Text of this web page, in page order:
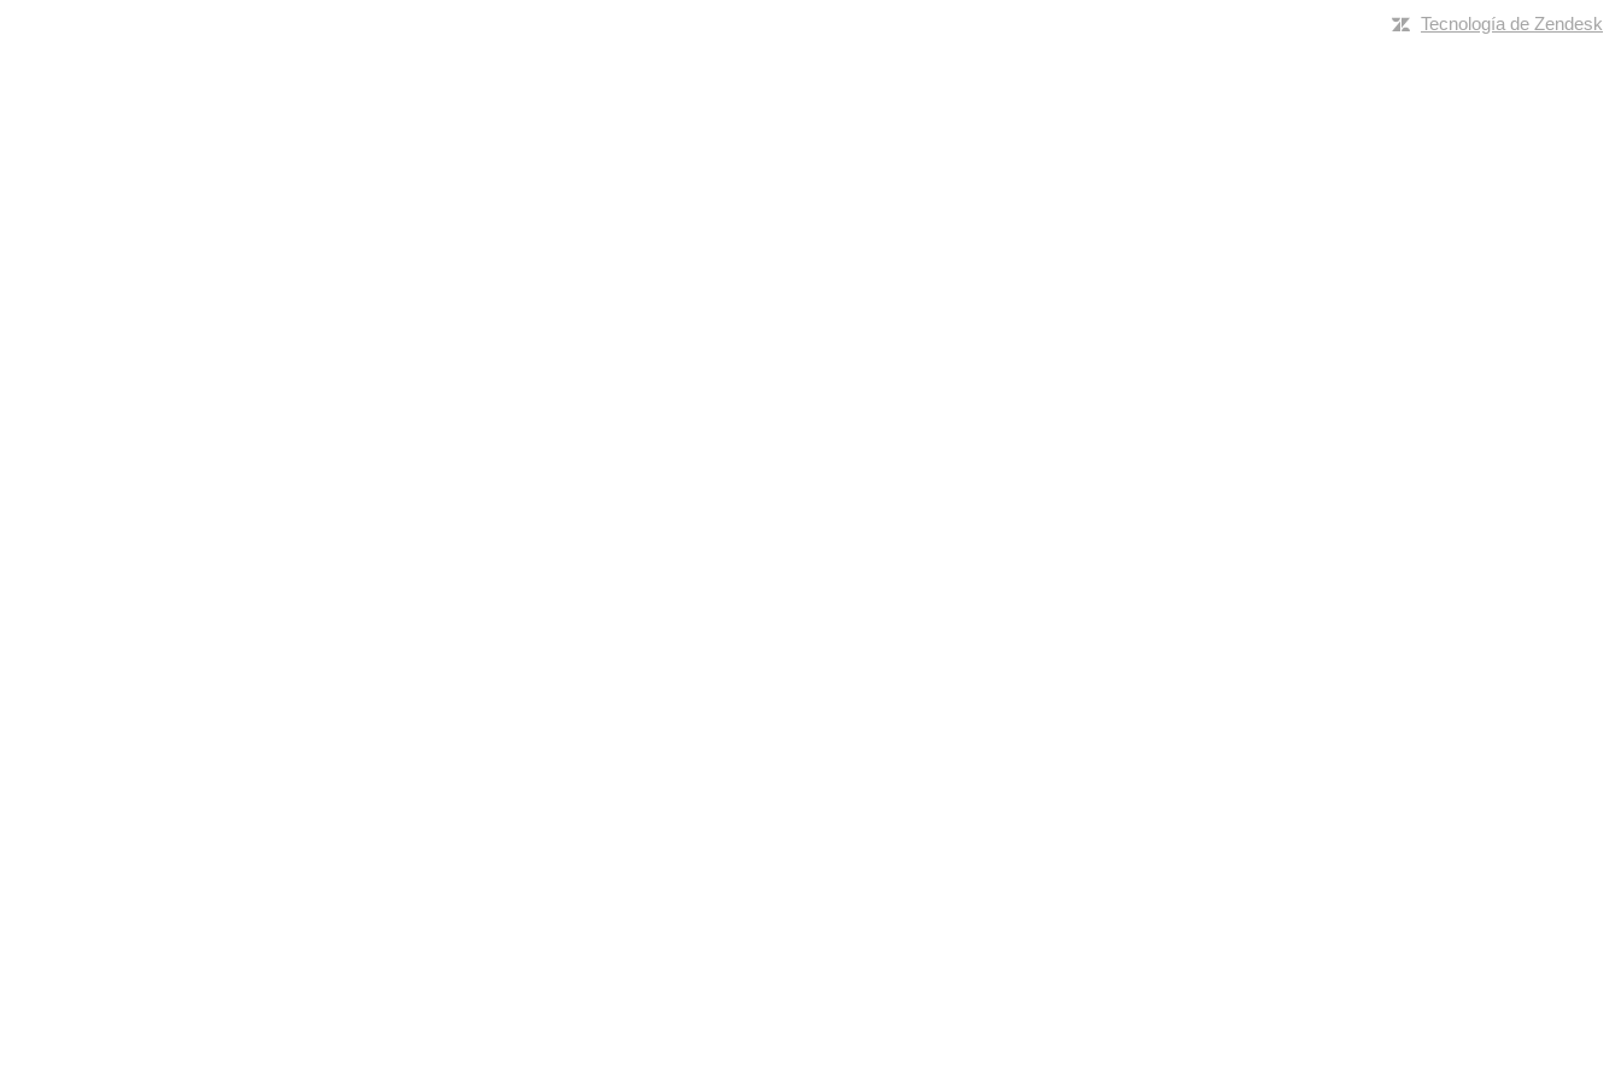
Tecnología de Zendesk